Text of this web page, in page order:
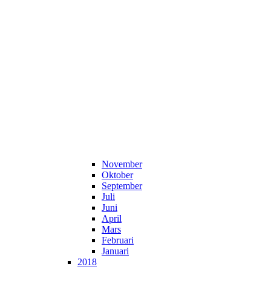
November
Oktober
September
Juli
Juni
April
Mars
Februari
Januari
2018